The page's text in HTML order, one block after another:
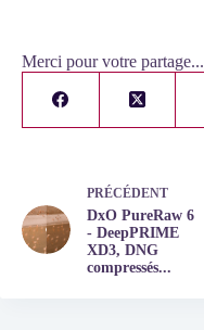
Merci pour votre partage...
PRÉCÉDENT
DxO PureRaw 6
- DeepPRIME
XD3, DNG
compressés...